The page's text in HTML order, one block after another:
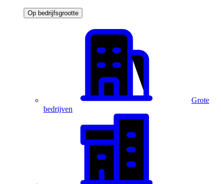
Op bedrijfsgrootte
Grote
bedrijven